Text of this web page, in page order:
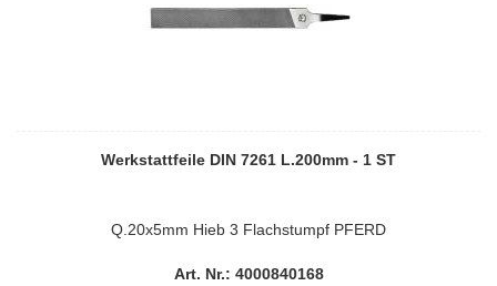
Werkstattfeile DIN 7261 L.200mm - 1 ST
Q.20x5mm Hieb 3 Flachstumpf PFERD
Art. Nr.: 4000840168